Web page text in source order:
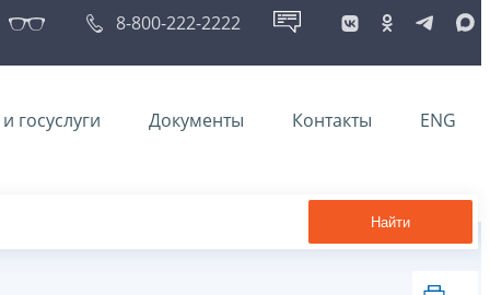
8-800-222-2222
госуслуги Документы Контакты ENG
Найти